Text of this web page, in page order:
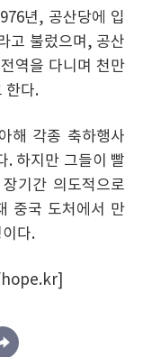
년, 공산당에 입
고 불렀으며, 공산
역을 다니며 천만
한다.
해 각종 축하행사
. 하지만 그들이 빨
기간 의도적으로
중국 도처에서 만
다.